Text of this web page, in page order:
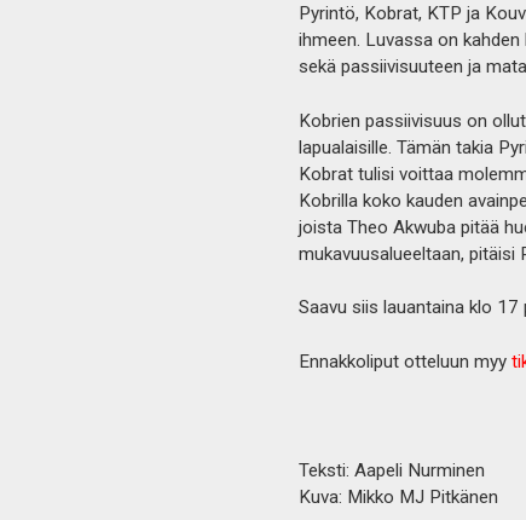
Pyrintö, Kobrat, KTP ja
ihmeen. Luvassa on
sekä passiivisuuteen ja
Kobrien passiivisuus on
lapualaisille. Tämän takia
Kobrat tulisi voittaa
Kobrilla koko kauden
joista Theo Akwuba pitää
mukavuusalueeltaan,
Saavu siis lauantaina klo
Ennakkoliput otteluun myy
Teksti: Aapeli Nurminen
Kuva: Mikko MJ Pitkänen